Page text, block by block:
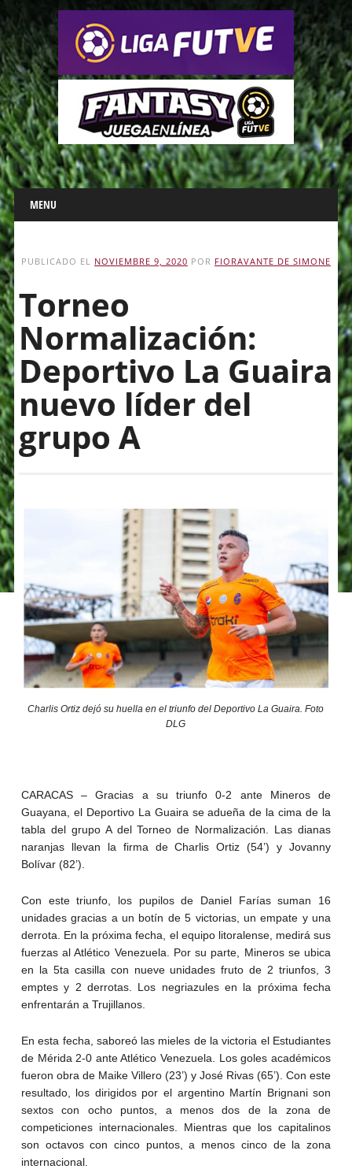
Main menu
Skip
to
content
MENU
PUBLICADO EL NOVIEMBRE 9, 2020 POR FIORAVANTE DE SIMONE
Torneo
Normalización:
Deportivo La Guaira
nuevo líder del
grupo A
Charlis Ortiz dejó su huella en el triunfo del Deportivo La Guaira. Foto
DLG
CARACAS – Gracias a su triunfo 0-2 ante Mineros de
Guayana, el Deportivo La Guaira se adueña de la cima de la
tabla del grupo A del Torneo de Normalización. Las dianas
naranjas llevan la firma de Charlis Ortiz (54’) y Jovanny
Bolívar (82’).
Con este triunfo, los pupilos de Daniel Farías suman 16
unidades gracias a un botín de 5 victorias, un empate y una
derrota. En la próxima fecha, el equipo litoralense, medirá sus
fuerzas al Atlético Venezuela. Por su parte, Mineros se ubica
en la 5ta casilla con nueve unidades fruto de 2 triunfos, 3
emptes y 2 derrotas. Los negriazules en la próxima fecha
enfrentarán a Trujillanos.
En esta fecha, saboreó las mieles de la victoria el Estudiantes
de Mérida 2-0 ante Atlético Venezuela. Los goles académicos
fueron obra de Maike Villero (23’) y José Rivas (65’). Con este
resultado, los dirigidos por el argentino Martín Brignani son
sextos con ocho puntos, a menos dos de la zona de
competiciones internacionales. Mientras que los capitalinos
son octavos con cinco puntos, a menos cinco de la zona
internacional.